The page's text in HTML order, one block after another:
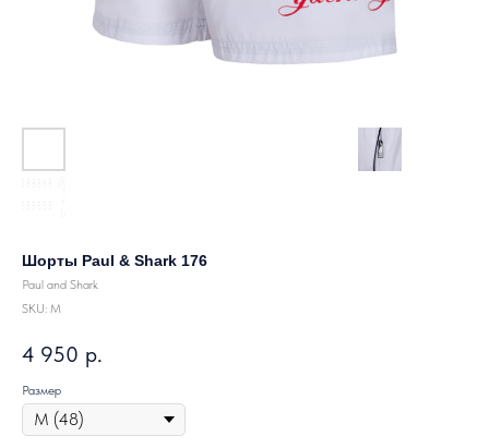
Шорты Paul & Shark 176
Paul and Shark
SKU: M
4 950 р.
Размер